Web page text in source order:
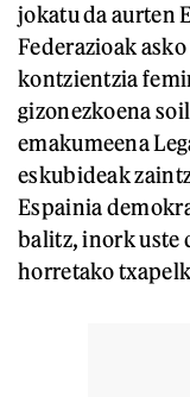
jokatu da aurten
Federazioak
kontzientzia
gizonezkoena
emakumeena
eskubideak
Espainia
balitz, inork uste
horretako